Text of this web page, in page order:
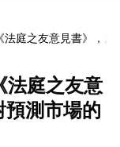
法庭之友意見書》，
法庭之友意
預測市場的